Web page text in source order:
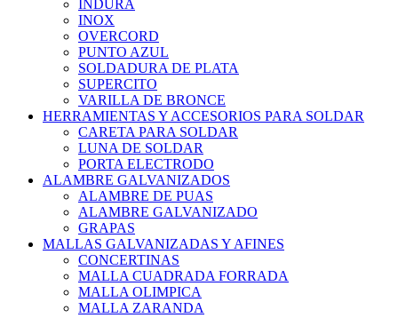
INDURA
INOX
OVERCORD
PUNTO AZUL
SOLDADURA DE PLATA
SUPERCITO
VARILLA DE BRONCE
HERRAMIENTAS Y ACCESORIOS PARA SOLDAR
CARETA PARA SOLDAR
LUNA DE SOLDAR
PORTA ELECTRODO
ALAMBRE GALVANIZADOS
ALAMBRE DE PUAS
ALAMBRE GALVANIZADO
GRAPAS
MALLAS GALVANIZADAS Y AFINES
CONCERTINAS
MALLA CUADRADA FORRADA
MALLA OLIMPICA
MALLA ZARANDA